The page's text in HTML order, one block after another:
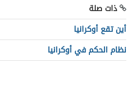
ذات صلة
أين تقع أوكرانيا
نظام الحكم في أوكرانيا